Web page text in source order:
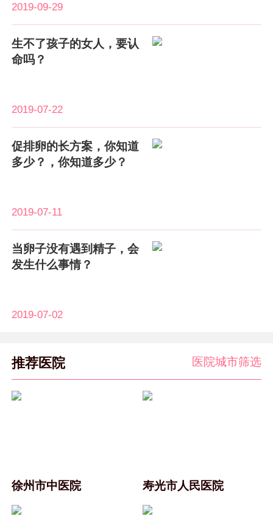
2019-09-29
生不了孩子的女人，要认
命吗？
2019-07-22
促排卵的长方案，你知道
多少？，你知道多少？
2019-07-11
当卵子没有遇到精子，会
发生什么事情？
2019-07-02
推荐医院 医院城市筛选
徐州市中医院 寿光市人民医院